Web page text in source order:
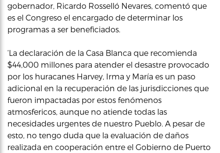
gobernador, Ricardo Rosselló Nevares, comentó que
es el Congreso el encargado de determinar los
programas a ser beneficiados.
‘La declaración de la Casa Blanca que recomienda
$44,000 millones para atender el desastre provocado
por los huracanes Harvey, Irma y María es un paso
adicional en la recuperación de las jurisdicciones que
fueron impactadas por estos fenómenos
atmosfericos, aunque no atiende todas las
necesidades urgentes de nuestro Pueblo. A pesar de
esto, no tengo duda que la evaluación de daños
realizada en cooperación entre el Gobierno de Puerto